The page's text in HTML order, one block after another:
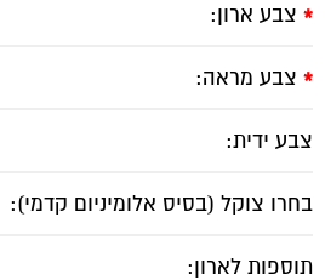
* צבע ארון:
* צבע מראה:
צבע ידית:
בחרו צוקל (בסיס אלומיניום קדמי):
תוספות לארון: